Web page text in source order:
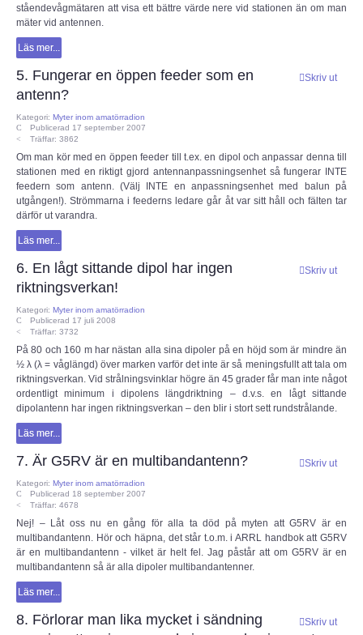
Om ESR
Styrelse och Funktionärer
Stadgar (pdf)
Målbild (pdf)
Hänt i ESR
ESR - Omvärldsbevakning
Om webbplatsen ESR.SE
Radioskolan - Telegrafi
GDPR
Samarbetspartners
Rikstäckande föreningar
TEKNIK
Antenner och antennsystem
Digitalteknik
Experimentera med elektronik
ståendevågmätaren att visa ett bättre värde nere vid stationen än om man
mäter vid antennen.
Läs mer...
Skriv ut
5. Fungerar en öppen feeder som en
antenn?
Kategori: Myter inom amatörradion
Publicerad 17 september 2007
Träffar: 3862
Om man kör med en öppen feeder till t.ex. en dipol och anpassar denna till
stationen med en riktigt gjord antennanpassningsenhet så fungerar INTE
feedern som antenn. (Välj INTE en anpassningsenhet med balun på
utgången!). Strömmarna i feederns ledare går åt var sitt håll och fälten tar
därför ut varandra.
Läs mer...
Skriv ut
6. En lågt sittande dipol har ingen
riktningsverkan!
Kategori: Myter inom amatörradion
Publicerad 17 juli 2008
Träffar: 3732
På 80 och 160 m har nästan alla sina dipoler på en höjd som är mindre än
½ λ (λ = våglängd) över marken varför det inte är så meningsfullt att tala om
riktningsverkan. Vid strålningsvinklar högre än 45 grader får man inte något
ordentligt minimum i dipolens längdriktning – d.v.s. en lågt sittande
dipolantenn har ingen riktningsverkan – den blir i stort sett rundstrålande.
Läs mer...
Skriv ut
7. Är G5RV är en multibandantenn?
Kategori: Myter inom amatörradion
Publicerad 18 september 2007
Träffar: 4678
Nej! – Låt oss nu en gång för alla ta död på myten att G5RV är en
multibandantenn. Hör och häpna, det står t.o.m. i ARRL handbok att G5RV
är en multibandantenn - vilket är helt fel. Jag påstår att om G5RV är en
multibandantenn så är alla dipoler multibandantenner.
Läs mer...
Skriv ut
8. Förlorar man lika mycket i sändning